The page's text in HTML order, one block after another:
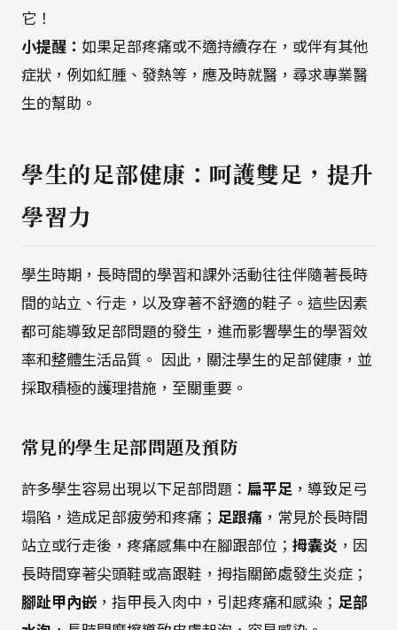
它！
小提醒： 如果足部疼痛或不適持續存在，或伴有其他
症狀，例如紅腫、發熱等，應及時就醫，尋求專業醫
生的幫助。
學生的足部健康：呵護雙足，提升
學習力
學生時期，長時間的學習和課外活動往往伴隨著長時
間的站立、行走，以及穿著不舒適的鞋子。這些因素
都可能導致足部問題的發生，進而影響學生的學習效
率和整體生活品質。 因此，關注學生的足部健康，並
採取積極的護理措施，至關重要。
常見的學生足部問題及預防
許多學生容易出現以下足部問題： 扁平足 ，導致足弓
塌陷，造成足部疲勞和疼痛； 足跟痛 ，常見於長時間
站立或行走後，疼痛感集中在腳跟部位； 拇囊炎 ，因
長時間穿著尖頭鞋或高跟鞋，拇指關節處發生炎症；
腳趾甲內嵌 ，指甲長入肉中，引起疼痛和感染； 足部